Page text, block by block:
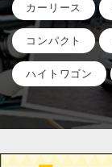
カーリース
コンパクト
ハイトワゴン